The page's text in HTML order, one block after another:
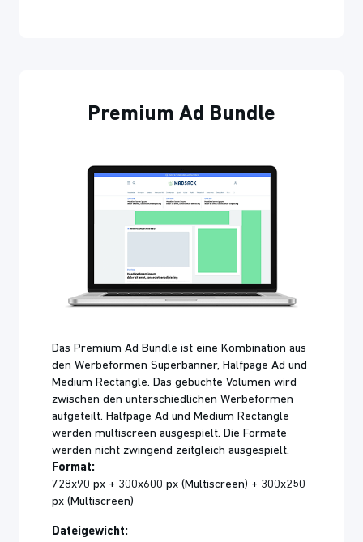
Premium Ad Bundle
Das Premium Ad Bundle ist eine Kombination aus
den Werbeformen Superbanner, Halfpage Ad und
Medium Rectangle. Das gebuchte Volumen wird
zwischen den unterschiedlichen Werbeformen
aufgeteilt. Halfpage Ad und Medium Rectangle
werden multiscreen ausgespielt. Die Formate
werden nicht zwingend zeitgleich ausgespielt.
Format:
728x90 px + 300x600 px (Multiscreen) + 300x250
px (Multiscreen)
Dateigewicht: